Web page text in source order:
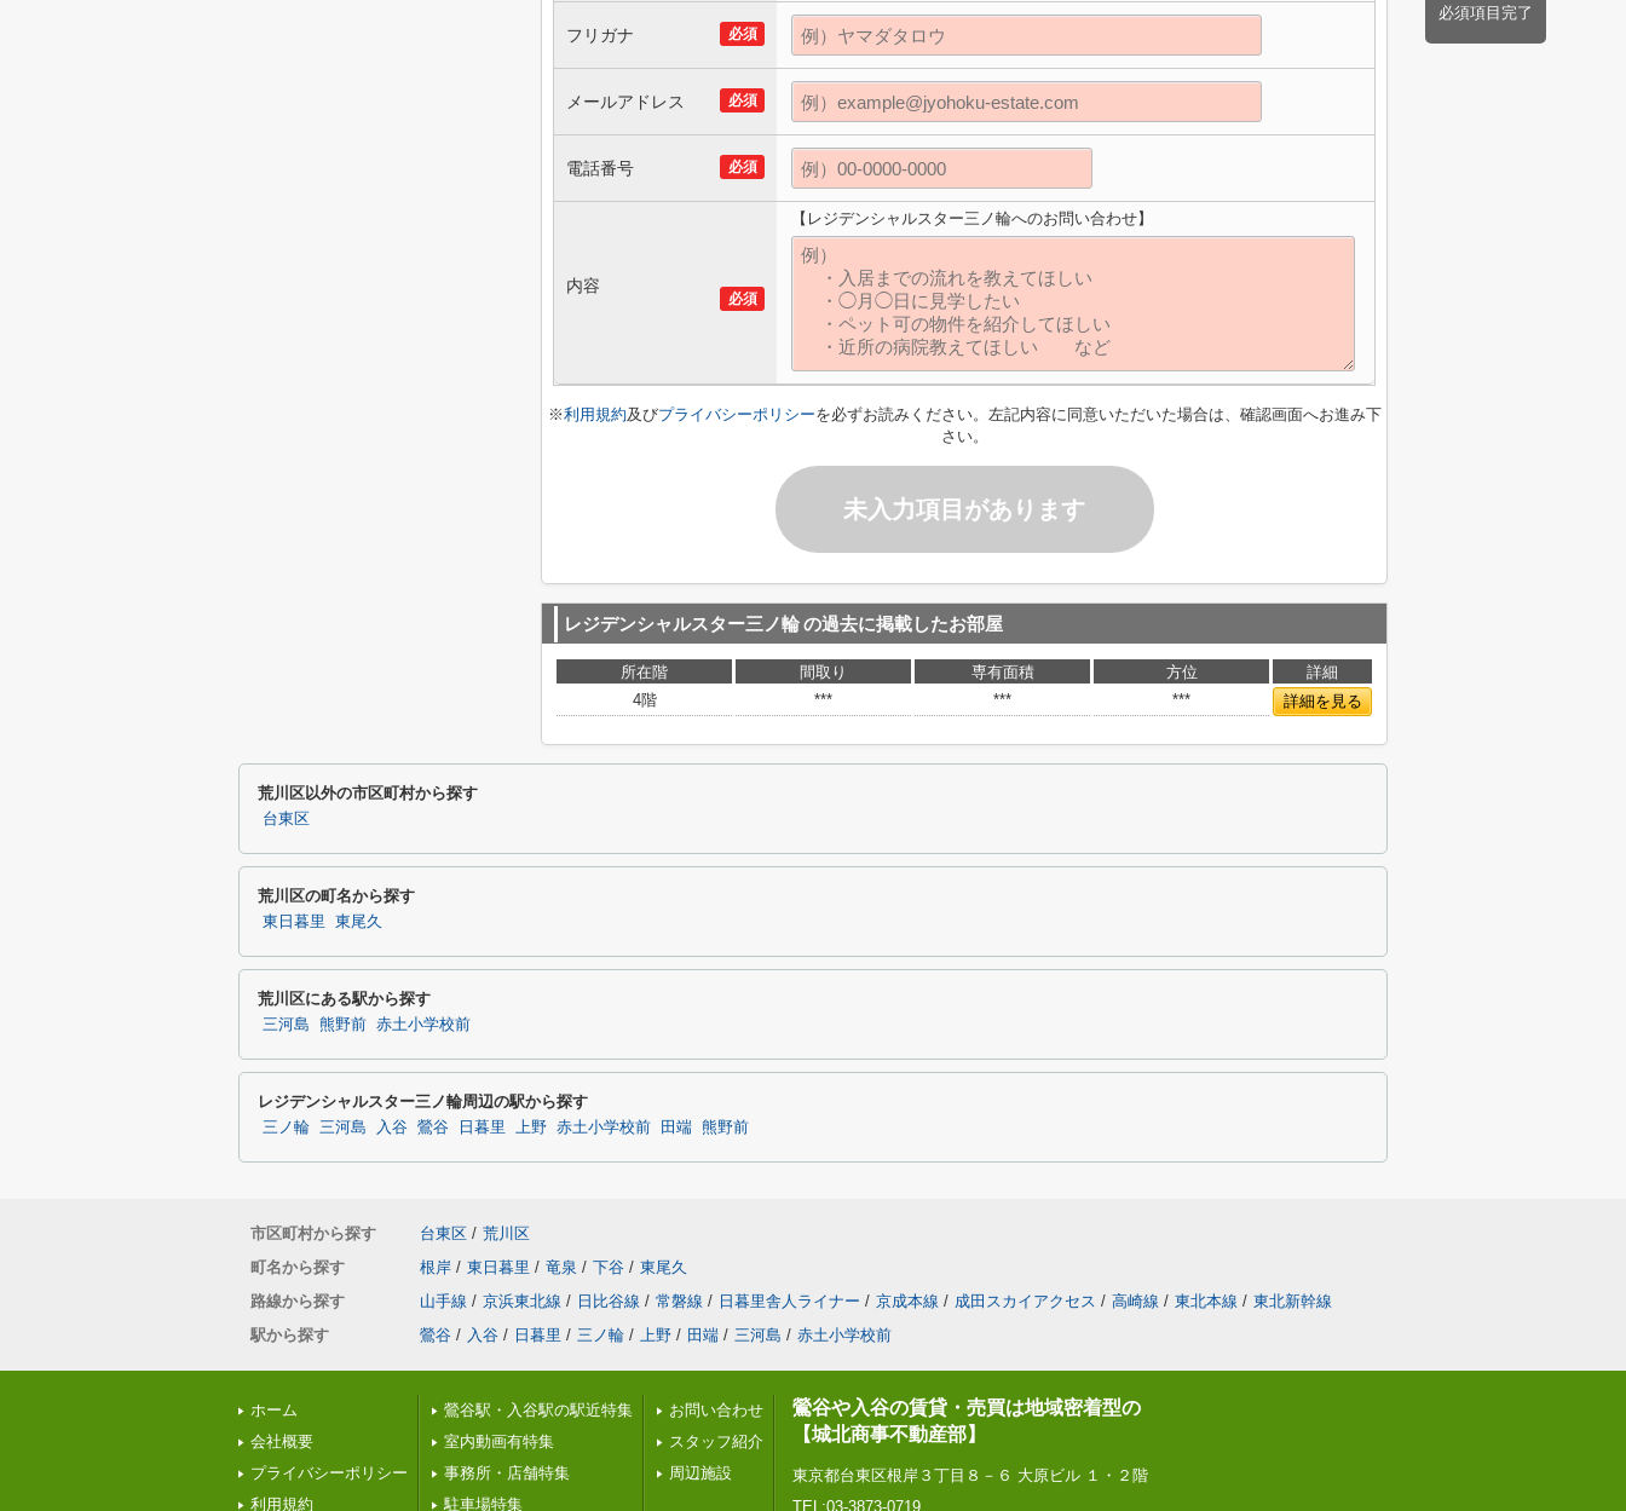
必須項目完了
必須
フリガナ
必須
メールアドレス
必須
電話番号
必須
内容
【レジデンシャルスター三ノ輪へのお問い合わせ】
※利用規約及びプライバシーポリシーを必ずお読みください。左記内容に同意いただいた場合は、確認画面へお進み下
さい。
未入力項目があります
レジデンシャルスター三ノ輪の過去に掲載したお部屋
所在階 間取り 専有面積 方位
詳細
4階
*** *** *** 詳細を見る
荒川区以外の市区町村から探す
台東区
荒川区の町名から探す
東日暮里 東尾久
荒川区にある駅から探す
三河島 熊野前 赤土小学校前
レジデンシャルスター三ノ輪周辺の駅から探す
三ノ輪 三河島 入谷 鶯谷 日暮里 上野 赤土小学校前 田端 熊野前
市区町村から探す 台東区 / 荒川区
町名から探す
根岸 / 東日暮里 / 竜泉 / 下谷 / 東尾久
路線から探す
山手線 / 京浜東北線 / 日比谷線 / 常磐線 / 日暮里舎人ライナー / 京成本線 / 成田スカイアクセス / 高崎線 / 東北本線 / 東北新幹線
駅から探す
鶯谷 / 入谷 / 日暮里 / 三ノ輪 / 上野 / 田端 / 三河島 / 赤土小学校前
ホーム
会社概要
プライバシーポリシー
利用規約
鶯谷駅・入谷駅の駅近特集
室内動画有特集
事務所・店舗特集
駐車場特集
お問い合わせ
スタッフ紹介
周辺施設
鶯谷や入谷の賃貸・売買は地域密着型の
【城北商事不動産部】
東京都台東区根岸３丁目８－６ 大原ビル １・２階
TEL:03-3873-0719